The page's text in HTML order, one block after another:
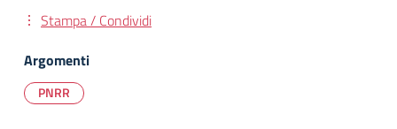
Stampa / Condividi
Argomenti
PNRR